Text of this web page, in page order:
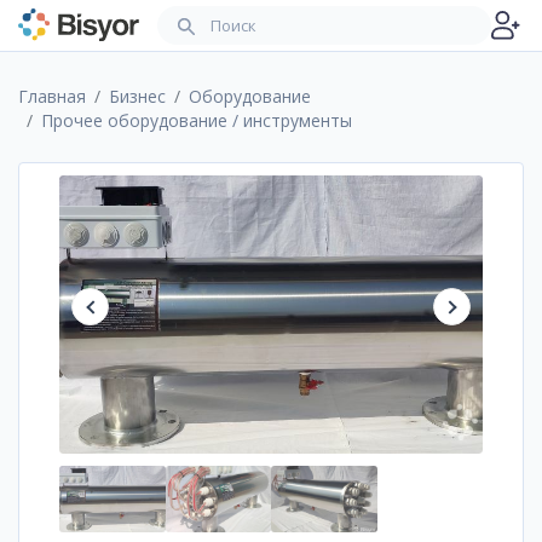
Главная Бизнес
Оборудование
Прочее оборудование / инструменты